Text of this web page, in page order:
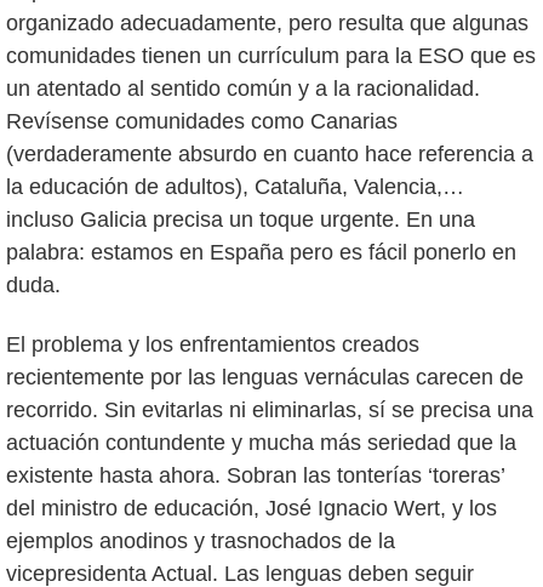
organizado adecuadamente, pero resulta que algunas
comunidades tienen un currículum para la ESO que es
un atentado al sentido común y a la racionalidad.
Revísense comunidades como Canarias
(verdaderamente absurdo en cuanto hace referencia a
la educación de adultos), Cataluña, Valencia,…
incluso Galicia precisa un toque urgente. En una
palabra: estamos en España pero es fácil ponerlo en
duda.
El problema y los enfrentamientos creados
recientemente por las lenguas vernáculas carecen de
recorrido. Sin evitarlas ni eliminarlas, sí se precisa una
actuación contundente y mucha más seriedad que la
existente hasta ahora. Sobran las tonterías ‘toreras’
del ministro de educación, José Ignacio Wert, y los
ejemplos anodinos y trasnochados de la
vicepresidenta Actual. Las lenguas deben seguir